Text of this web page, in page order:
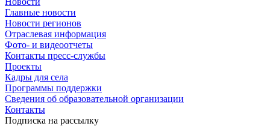
Главные новости
Новости регионов
Отраслевая информация
Фото- и видеоотчеты
Контакты пресс-службы
Проекты
Кадры для села
Программы поддержки
Сведения об образовательной организации
Контакты
Подписка на рассылку